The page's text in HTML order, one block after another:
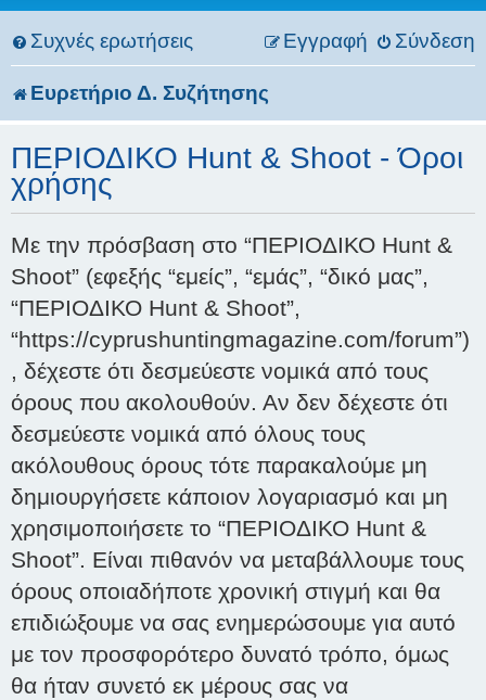
Συχνές ερωτήσεις Σύνδεση
Εγγραφή
Ευρετήριο Δ. Συζήτησης
ΠΕΡΙΟΔΙΚΟ Hunt & Shoot - Όροι
χρήσης
Με την πρόσβαση στο “ΠΕΡΙΟΔΙΚΟ Hunt &
Shoot” (εφεξής “εμείς”, “εμάς”, “δικό μας”,
“ΠΕΡΙΟΔΙΚΟ Hunt & Shoot”,
“https://cyprushuntingmagazine.com/forum”)
, δέχεστε ότι δεσμεύεστε νομικά από τους
όρους που ακολουθούν. Αν δεν δέχεστε ότι
δεσμεύεστε νομικά από όλους τους
ακόλουθους όρους τότε παρακαλούμε μη
δημιουργήσετε κάποιον λογαριασμό και μη
χρησιμοποιήσετε το “ΠΕΡΙΟΔΙΚΟ Hunt &
Shoot”. Είναι πιθανόν να μεταβάλλουμε τους
όρους οποιαδήποτε χρονική στιγμή και θα
επιδιώξουμε να σας ενημερώσουμε για αυτό
με τον προσφορότερο δυνατό τρόπο, όμως
θα ήταν συνετό εκ μέρους σας να